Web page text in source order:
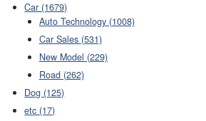
Car (1679)
Auto Technology (1008)
Car Sales (531)
New Model (229)
Road (262)
Dog (125)
etc (17)